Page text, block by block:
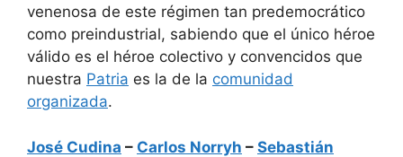
venenosa de este régimen tan predemocrático
como preindustrial, sabiendo que el único héroe
válido es el héroe colectivo y convencidos que
nuestra Patria es la de la comunidad
organizada.
José Cudina – Carlos Norryh – Sebastián